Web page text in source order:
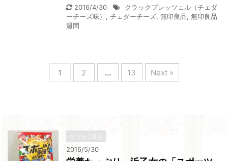
2016/4/30
クラックプレッツェル（チェダ
ーチーズ味） , チェダーチーズ, 無印良品, 無印良品
週間
1 2 … 13 Next »
おうちごはん
2016/5/30